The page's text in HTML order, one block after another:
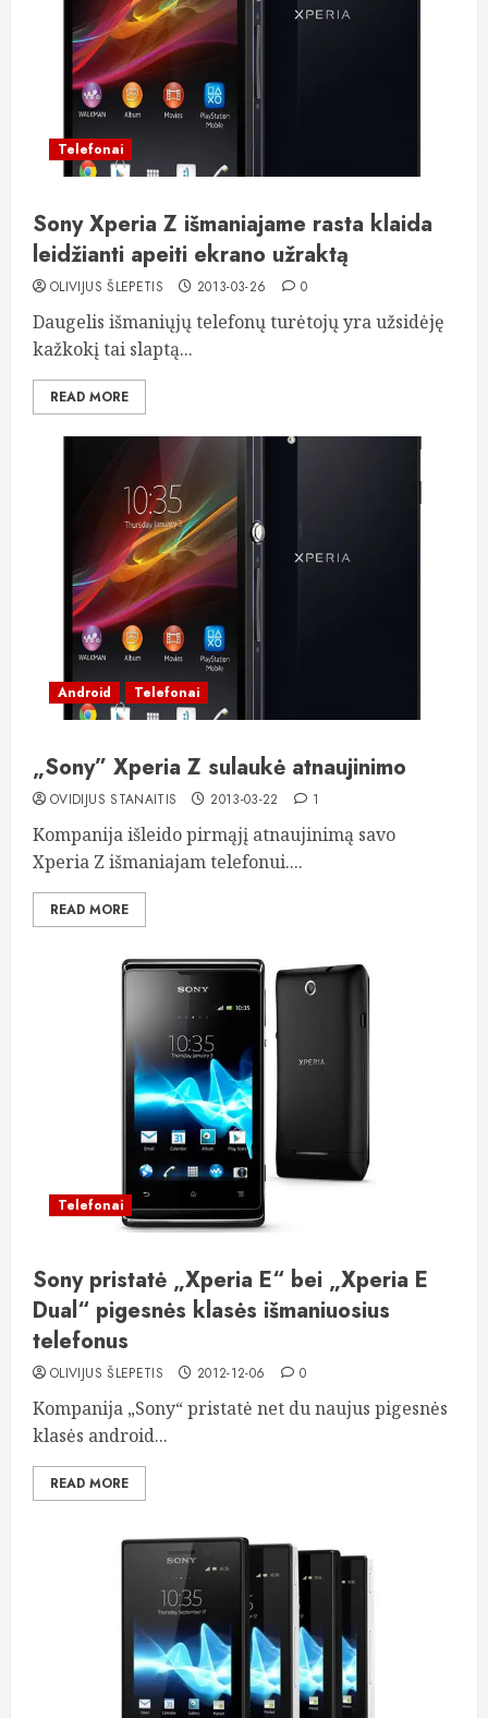
Telefonai
Sony Xperia Z išmaniajame rasta klaida
leidžianti apeiti ekrano užraktą
OLIVIJUS ŠLEPETIS 2013-03-26 0
Daugelis išmaniųjų telefonų turėtojų yra užsidėję
kažkokį tai slaptą...
READ MORE
Android Telefonai
„Sony” Xperia Z sulaukė atnaujinimo
OVIDIJUS STANAITIS 2013-03-22 1
Kompanija išleido pirmąjį atnaujinimą savo
Xperia Z išmaniajam telefonui....
READ MORE
Telefonai
Sony pristatė „Xperia E“ bei „Xperia E
Dual“ pigesnės klasės išmaniuosius
telefonus
OLIVIJUS ŠLEPETIS 2012-12-06 0
Kompanija „Sony“ pristatė net du naujus pigesnės
klasės android...
READ MORE